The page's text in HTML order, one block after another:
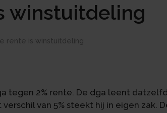
winstuitdeling
rente is winstuitdeling
tegen 2% rente. De dga leent
van 5% steekt hij in eigen zak.